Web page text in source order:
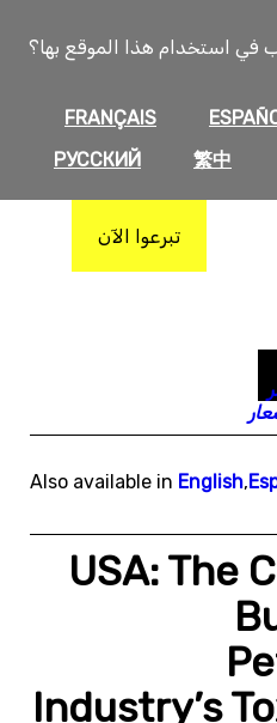
في استخدام هذا الموقع بها؟
FRANÇAIS
繁中
РУССКИЙ
تبرعوا الآن
Also available in English,
USA: The
Industry’s